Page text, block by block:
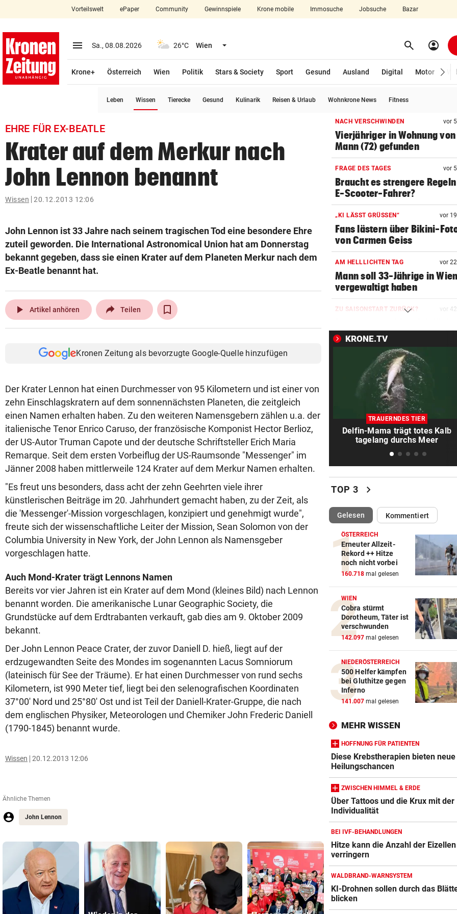
closeSchließen
account_circle Anmelden
arrow_right
arrow_right
bookmark
search
Suchbegriff
eingeben
Muthgasse 2, 1190 Wien
Vorteilswelt ePaper Community Gewinnspiele Krone mobile Immosuche Jobsuche Bazar
menu Menü aufklappen
Sa., 08.08.2026 26°C Wien Menü aufklappen search Suchen
account_circle
Krone+ Österreich Wien Politik Stars & Society Sport Gesund Ausland Digital Motor
Leben Wissen Tierecke Gesund Kulinarik Reisen & Urlaub Wohnkrone News Fitness
EHRE FÜR EX-BEATLE
Krater auf dem Merkur nach
John Lennon benannt
Wissen 20.12.2013 12:06
John Lennon ist 33 Jahre nach seinem tragischen Tod eine besondere Ehre
zuteil geworden. Die International Astronomical Union hat am Donnerstag
bekannt gegeben, dass sie einen Krater auf dem Planeten Merkur nach dem
Ex-Beatle benannt hat.
play_arrow Artikel anhören Teilen
Kronen Zeitung als bevorzugte Google-Quelle hinzufügen
Der Krater Lennon hat einen Durchmesser von 95 Kilometern und ist einer von
zehn Einschlagskratern auf dem sonnennächsten Planeten, die zeitgleich
einen Namen erhalten haben. Zu den weiteren Namensgebern zählen u.a. der
italienische Tenor Enrico Caruso, der französische Komponist Hector Berlioz,
der US-Autor Truman Capote und der deutsche Schriftsteller Erich Maria
Remarque. Seit dem ersten Vorbeiflug der US-Raumsonde "Messenger" im
Jänner 2008 haben mittlerweile 124 Krater auf dem Merkur Namen erhalten.
"Es freut uns besonders, dass acht der zehn Geehrten viele ihrer
künstlerischen Beiträge im 20. Jahrhundert gemacht haben, zu der Zeit, als
die 'Messenger'-Mission vorgeschlagen, konzipiert und genehmigt wurde",
freute sich der wissenschaftliche Leiter der Mission, Sean Solomon von der
Columbia University in New York, der John Lennon als Namensgeber
vorgeschlagen hatte.
Auch Mond-Krater trägt Lennons Namen
Bereits vor vier Jahren ist ein Krater auf dem Mond (kleines Bild) nach Lennon
benannt worden. Die amerikanische Lunar Geographic Society, die
Grundstücke auf dem Erdtrabanten verkauft, gab dies am 9. Oktober 2009
bekannt.
Der John Lennon Peace Crater, der zuvor Daniell D. hieß, liegt auf der
erdzugewandten Seite des Mondes im sogenannten Lacus Somniorum
(lateinisch für See der Träume). Er hat einen Durchmesser von rund sechs
Kilometern, ist 990 Meter tief, liegt bei den selenografischen Koordinaten
37°00' Nord und 25°80' Ost und ist Teil der Daniell-Krater-Gruppe, die nach
dem englischen Physiker, Meteorologen und Chemiker John Frederic Daniell
(1790-1845) benannt wurde.
Wissen 20.12.2013 12:06
Ähnliche Themen
John Lennon
NACH VERSCHWINDEN vor
Vierjähriger in Wohnung von
Mann (72) gefunden
FRAGE DES TAGES vor
Braucht es strengere
E-Scooter-Fahrer?
„KI LÄSST GRÜSSEN“ vor
Fans lästern über Bikini-
von Carmen Geiss
AM HELLLICHTEN TAG vor
Mann soll 33-Jährige in Wien
vergewaltigt haben
ZU SAISONSTART ZURÜCK? vor
aus der Klinik
RUSSISCHE LUFTANGRIFFE
Kiew schutzlos: Bub (3) und
Großeltern getötet
TELEFON LÄUFT HEISS vor
Mediziner verschiebt seine
Pension für Patienten
Brand am Gardasee: Hotel
geräumt, Urlauber fliehen
Schon wieder Sprengstoff in
beliebtem See gefunden
WURDE NUR 27 JAHRE ALT vor
Uganda trauert!
Überfall ermordet
Kinder, Kinder: Freude und
Arbeit
UNFALL IN THALGAU vor
Radlerin (32) starb nach
mit Kipplaster
„NICHT WIEDERERKANNT!“ vor
John Goodman: Supermarkt-
Flip-Flops am Steuer – darf
das wirklich?
PINKELNIG VOR COMEBACK vor
„Habe so viel Kraft wie schon
lange nicht mehr“
Ex-Olympionike spricht offen
seine Pornosucht
FOLGE VON SAMSTAG
Täglich fitter: Diese 20
schafft jeder!
KRONE.TV
TRAUERNDES TIER
Delfin-Mama trägt totes Kalb
tagelang durchs Meer
TOP 3 chevron_right
Gelesen(ausgewählt)Kommentiert
ÖSTERREICH
Erneuter Allzeit-
Rekord ++ Hitze
noch nicht vorbei
160.718 mal gelesen
WIEN
Cobra stürmt
Dorotheum, Täter ist
verschwunden
142.097 mal gelesen
NIEDERÖSTERREICH
500 Helfer kämpfen
bei Gluthitze gegen
Inferno
141.007 mal gelesen
MEHR WISSEN
HOFFNUNG FÜR PATIENTEN
Diese Krebstherapien bieten neue
Heilungschancen
ZWISCHEN HIMMEL & ERDE
Über Tattoos und die Krux mit der
Individualität
BEI IVF-BEHANDLUNGEN
Hitze kann die Anzahl der Eizellen
verringern
WALDBRAND-WARNSYSTEM
KI-Drohnen sollen durch das
blicken